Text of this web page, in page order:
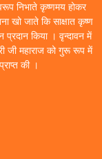
निभाते कृष्णमय होकर
खो जाते कि साक्षात कृष्ण
प्रदान किया । वृन्दावन में
जी महाराज को गुरू रूप में
की ।